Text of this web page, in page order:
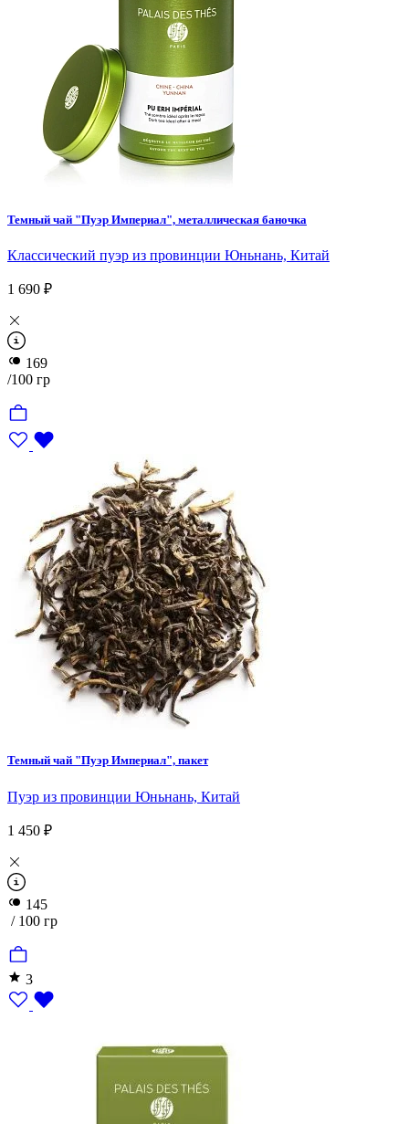
Муслиновые пакетики
Зеленый
Пуэр
Китай
Вьетнам
Темный чай "Пуэр Империал", металлическая баночка
Классический пуэр из провинции Юньнань, Китай
1 690 ₽
169
/100 гр
Темный чай "Пуэр Империал", пакет
Пуэр из провинции Юньнань, Китай
1 450 ₽
145
/ 100 гр
3